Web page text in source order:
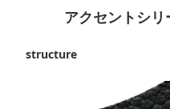
アクセントシ
structure